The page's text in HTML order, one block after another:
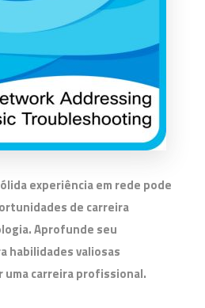
experiência em rede pode
de carreira
Aprofunde seu
habilidades valiosas
uma carreira profissional.